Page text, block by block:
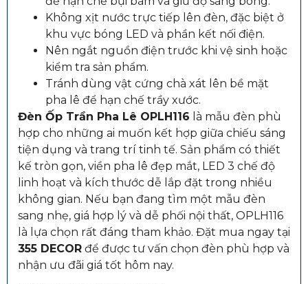
Không xịt nước trực tiếp lên đèn, đặc biệt ở
khu vực bóng LED và phần kết nối điện.
Nên ngắt nguồn điện trước khi vệ sinh hoặc
kiểm tra sản phẩm.
Tránh dùng vật cứng chà xát lên bề mặt
pha lê để hạn chế trầy xước.
Đèn Ốp Trần Pha Lê OPLH116 là mẫu đèn phù
hợp cho những ai muốn kết hợp giữa chiếu sáng
tiện dụng và trang trí tinh tế. Sản phẩm có thiết
kế tròn gọn, viền pha lê đẹp mắt, LED 3 chế độ
linh hoạt và kích thước dễ lắp đặt trong nhiều
không gian. Nếu bạn đang tìm một mẫu đèn
sang nhẹ, giá hợp lý và dễ phối nội thất, OPLH116
là lựa chọn rất đáng tham khảo. Đặt mua ngay tại
355 DECOR để được tư vấn chọn đèn phù hợp và
nhận ưu đãi giá tốt hôm nay.